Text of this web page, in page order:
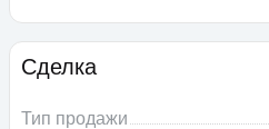
Сделка
Тип продажи